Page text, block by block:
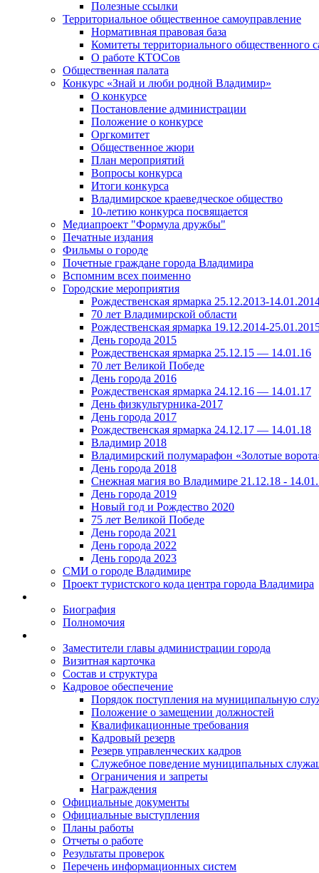
Полезные ссылки
Территориальное общественное самоуправление
Нормативная правовая база
Комитеты территориального общественного
О работе КТОСов
Общественная палата
Конкурс «Знай и люби родной Владимир»
О конкурсе
Постановление администрации
Положение о конкурсе
Оргкомитет
Общественное жюри
План мероприятий
Вопросы конкурса
Итоги конкурса
Владимирское краеведческое общество
10-летию конкурса посвящается
Медиапроект "Формула дружбы"
Печатные издания
Фильмы о городе
Почетные граждане города Владимира
Вспомним всех поименно
Городские мероприятия
Рождественская ярмарка 25.12.2013-
70 лет Владимирской области
Рождественская ярмарка 19.12.2014-
День города 2015
Рождественская ярмарка 25.12.15 — 14.01.16
70 лет Великой Победе
День города 2016
Рождественская ярмарка 24.12.16 — 14.01.17
День физкультурника-2017
День города 2017
Рождественская ярмарка 24.12.17 — 14.01.18
Владимир 2018
Владимирский полумарафон «Золотые
День города 2018
Снежная магия во Владимире 21.12.18 -
День города 2019
Новый год и Рождество 2020
75 лет Великой Победе
День города 2021
День города 2022
День города 2023
СМИ о городе Владимире
Проект туристского кода центра города Владимира
Биография
Полномочия
Заместители главы администрации города
Визитная карточка
Состав и структура
Кадровое обеспечение
Порядок поступления на муниципальную
Положение о замещении должностей
Квалификационные требования
Кадровый резерв
Резерв управленческих кадров
Служебное поведение муниципальных
Ограничения и запреты
Награждения
Официальные документы
Официальные выступления
Планы работы
Отчеты о работе
Результаты проверок
Перечень информационных систем